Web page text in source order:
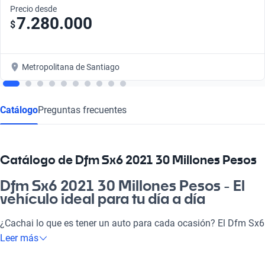
Precio desde
$7.280.000
Metropolitana de Santiago
CatálogoPreguntas frecuentes
Catálogo de Dfm Sx6 2021 30 Millones Pesos
Dfm Sx6 2021 30 Millones Pesos - El
vehículo ideal para tu día a día
¿Cachai lo que es tener un auto para cada ocasión? El Dfm Sx6
2021, a 30 millones de pesos, se convierte en tu mejor aliado
Leer más